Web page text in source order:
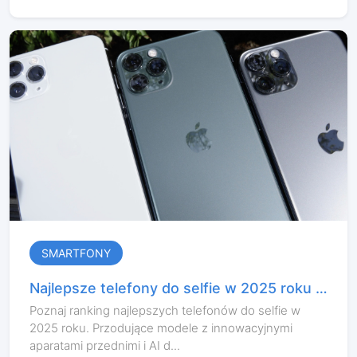
SMARTFONY
Najlepsze telefony do selfie w 2025 roku –
ranking aparatów przednich
Poznaj ranking najlepszych telefonów do selfie w
2025 roku. Przodujące modele z innowacyjnymi
aparatami przednimi i AI d...